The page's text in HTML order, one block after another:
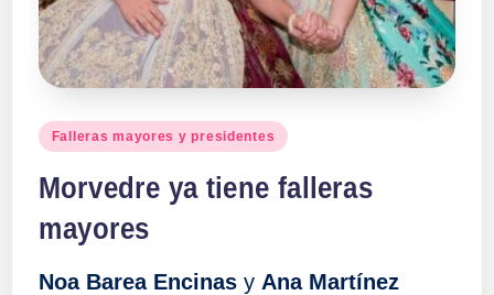
Publicado
Falleras mayores y presidentes
Morvedre ya tiene falleras
mayores
Noa Barea Encinasy Ana Martínez